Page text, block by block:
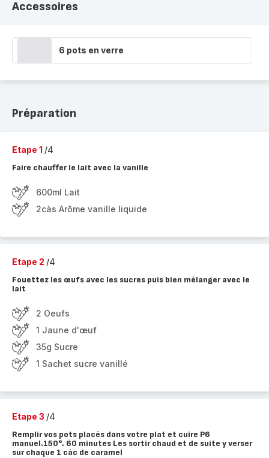
Accessoires
6 pots en verre
Préparation
Etape 1 /4
Faire chauffer le lait avec la vanille
600ml Lait
2càs Arôme vanille liquide
Etape 2 /4
Fouettez les œufs avec les sucres puis bien mélanger avec le
lait
2 Oeufs
1 Jaune d'œuf
35g Sucre
1 Sachet sucre vanillé
Etape 3 /4
Remplir vos pots placés dans votre plat et cuire P6
manuel.150°. 60 minutes Les sortir chaud et de suite y verser
sur chaque 1 càc de caramel